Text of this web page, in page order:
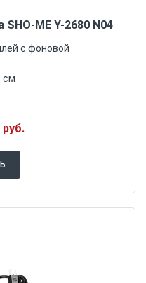
ME Y-2680 N04
с фоновой
см
руб.